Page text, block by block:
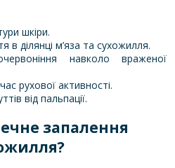
шкіри.
в ділянці м’яза та сухожилля.
навколо враженої
рухової активності.
від пальпації.
запалення